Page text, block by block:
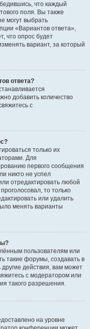
что каждый
поля. Вы также
могут выбрать
«Вариантов ответа»,
что опрос будет
вариант, за который
ответа?
добавить количество
с
только их
Для
первого сообщения
никто не успел
отредактировать любой
то только
или удалить
менять варианты
пользователям или
такие форумы, создавать в
действия, вам может
с модератором или
такого разрешения.
на уровне